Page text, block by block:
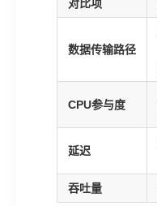
对比项
数据传输路径
CPU参与度
延迟
吞吐量